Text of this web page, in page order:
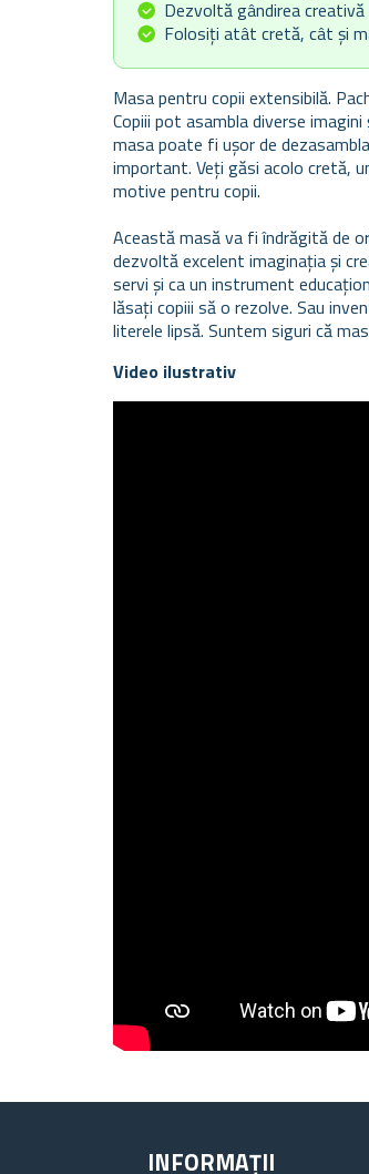
Dezvoltă gândirea creativă
Folosiți atât cretă, cât și
Masa pentru copii extensibilă.
Copiii pot asambla diverse
masa poate fi ușor de
important. Veți găsi acolo cretă,
motive pentru copii.
Această masă va fi îndrăgită de
dezvoltă excelent imaginația și
servi și ca un instrument
lăsați copiii să o rezolve. Sau
literele lipsă. Suntem siguri că
Video ilustrativ
INFORMAȚII